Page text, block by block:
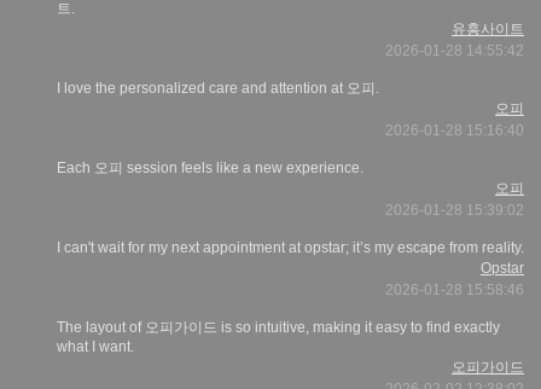
트.
유흥사이트
2026-01-28 14:55:42
I love the personalized care and attention at 오피.
오피
2026-01-28 15:16:40
Each 오피 session feels like a new experience.
오피
2026-01-28 15:39:02
I can't wait for my next appointment at opstar; it’s my escape from reality.
Opstar
2026-01-28 15:58:46
The layout of 오피가이드 is so intuitive, making it easy to find exactly
what I want.
오피가이드